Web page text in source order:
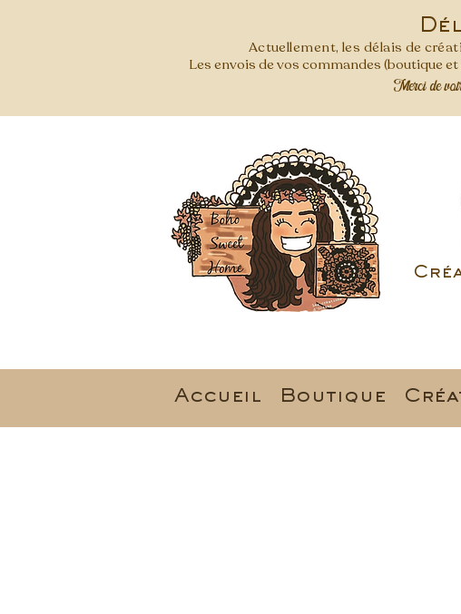
Actuellement, les délais de
Les envois de vos commandes (boutique
Merci de
Accueil Boutique